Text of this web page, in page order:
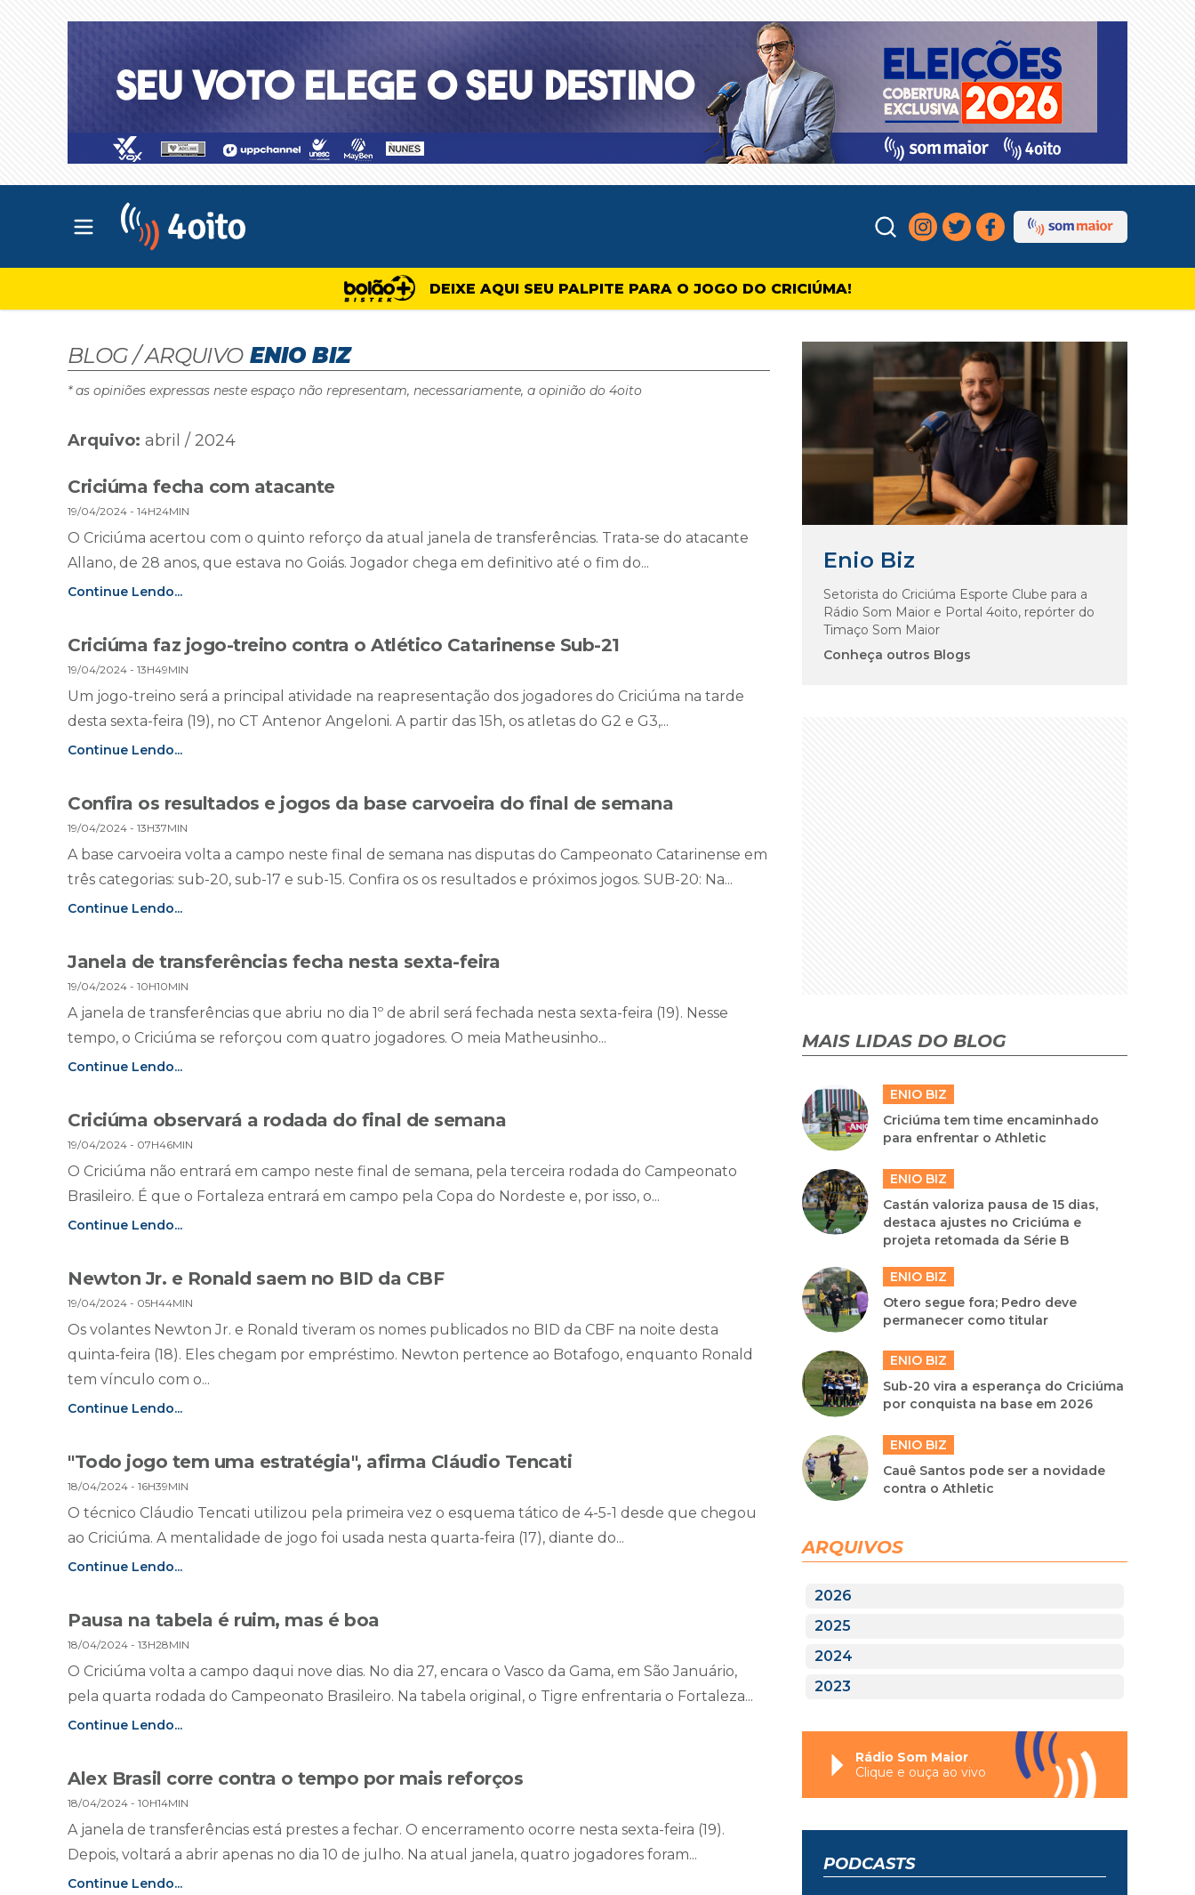
Abrir menu principal
DEIXE AQUI SEU PALPITE PARA O JOGO DO CRICIÚMA!
BLOG / ARQUIVO ENIO BIZ
* as opiniões expressas neste espaço não representam, necessariamente, a opinião do 4oito
Arquivo: abril / 2024
Criciúma fecha com atacante
19/04/2024 - 14H24MIN
O Criciúma acertou com o quinto reforço da atual janela de transferências. Trata-se do atacante
Allano, de 28 anos, que estava no Goiás. Jogador chega em definitivo até o fim do...
Continue Lendo...
Criciúma faz jogo-treino contra o Atlético Catarinense Sub-21
19/04/2024 - 13H49MIN
Um jogo-treino será a principal atividade na reapresentação dos jogadores do Criciúma na tarde
desta sexta-feira (19), no CT Antenor Angeloni. A partir das 15h, os atletas do G2 e G3,...
Continue Lendo...
Confira os resultados e jogos da base carvoeira do final de semana
19/04/2024 - 13H37MIN
A base carvoeira volta a campo neste final de semana nas disputas do Campeonato Catarinense em
três categorias: sub-20, sub-17 e sub-15. Confira os os resultados e próximos jogos. SUB-20: Na...
Continue Lendo...
Janela de transferências fecha nesta sexta-feira
19/04/2024 - 10H10MIN
A janela de transferências que abriu no dia 1º de abril será fechada nesta sexta-feira (19). Nesse
tempo, o Criciúma se reforçou com quatro jogadores. O meia Matheusinho...
Continue Lendo...
Criciúma observará a rodada do final de semana
19/04/2024 - 07H46MIN
O Criciúma não entrará em campo neste final de semana, pela terceira rodada do Campeonato
Brasileiro. É que o Fortaleza entrará em campo pela Copa do Nordeste e, por isso, o...
Continue Lendo...
Newton Jr. e Ronald saem no BID da CBF
19/04/2024 - 05H44MIN
Os volantes Newton Jr. e Ronald tiveram os nomes publicados no BID da CBF na noite desta
quinta-feira (18). Eles chegam por empréstimo. Newton pertence ao Botafogo, enquanto Ronald
tem vínculo com o...
Continue Lendo...
"Todo jogo tem uma estratégia", afirma Cláudio Tencati
18/04/2024 - 16H39MIN
O técnico Cláudio Tencati utilizou pela primeira vez o esquema tático de 4-5-1 desde que chegou
ao Criciúma. A mentalidade de jogo foi usada nesta quarta-feira (17), diante do...
Continue Lendo...
Pausa na tabela é ruim, mas é boa
18/04/2024 - 13H28MIN
O Criciúma volta a campo daqui nove dias. No dia 27, encara o Vasco da Gama, em São Januário,
pela quarta rodada do Campeonato Brasileiro. Na tabela original, o Tigre enfrentaria o Fortaleza...
Continue Lendo...
Alex Brasil corre contra o tempo por mais reforços
18/04/2024 - 10H14MIN
A janela de transferências está prestes a fechar. O encerramento ocorre nesta sexta-feira (19).
Depois, voltará a abrir apenas no dia 10 de julho. Na atual janela, quatro jogadores foram...
Continue Lendo...
Enio Biz
Setorista do Criciúma Esporte Clube para a
Rádio Som Maior e Portal 4oito, repórter do
Timaço Som Maior
Conheça outros Blogs
MAIS LIDAS DO BLOG
ENIO BIZ
Criciúma tem time encaminhado
para enfrentar o Athletic
ENIO BIZ
Castán valoriza pausa de 15 dias,
destaca ajustes no Criciúma e
projeta retomada da Série B
ENIO BIZ
Otero segue fora; Pedro deve
permanecer como titular
ENIO BIZ
Sub-20 vira a esperança do Criciúma
por conquista na base em 2026
ENIO BIZ
Cauê Santos pode ser a novidade
contra o Athletic
ARQUIVOS
2026
2025
2024
2023
Rádio Som Maior
Clique e ouça ao vivo
PODCASTS